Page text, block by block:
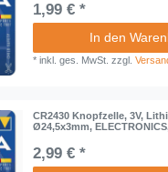
1,99 € *
In den
*inkl. ges. MwSt. zzgl.
CR2430 Knopfzelle, 3V,
Ø24,5x3mm,
2,99 € *